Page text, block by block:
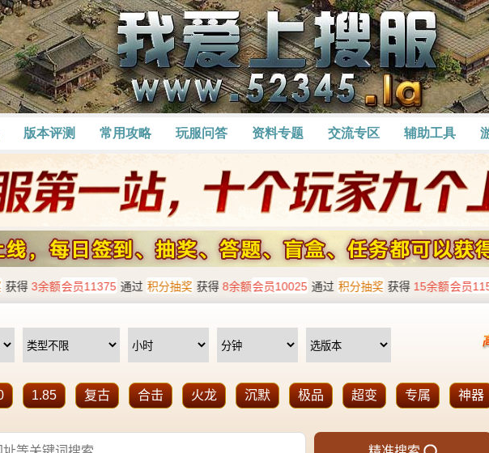
版本评测 常用攻略 玩服问答 资料专题 交流专区 辅助工具